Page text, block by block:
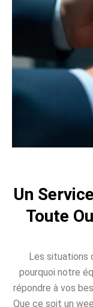
Un
Toute
Les situations
pourquoi notre
répondre à vos
Que ce soit un